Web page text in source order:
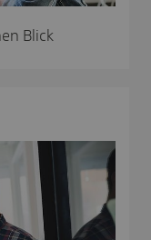
Blick